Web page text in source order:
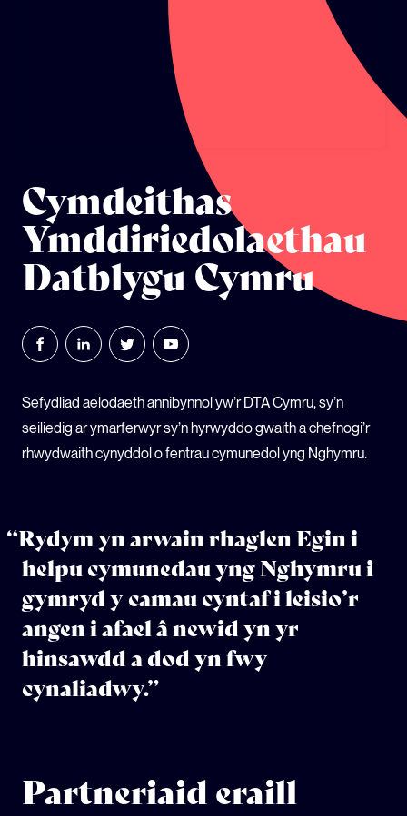
Cymdeithas
Ymddiriedolaethau
Datblygu Cymru
Sefydliad aelodaeth annibynnol yw’r DTA Cymru, sy’n
seiliedig ar ymarferwyr sy’n hyrwyddo gwaith a chefnogi’r
rhwydwaith cynyddol o fentrau cymunedol yng Nghymru.
“Rydym yn arwain rhaglen Egin i
helpu cymunedau yng Nghymru i
gymryd y camau cyntaf i leisio’r
angen i afael â newid yn yr
hinsawdd a dod yn fwy
cynaliadwy.”
Partneriaid eraill
LLYSGENHADON HINSAWDD IEUENCTID